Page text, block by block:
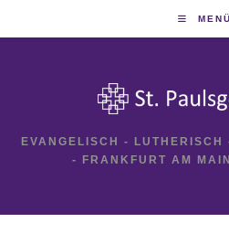
MENÜ
EVANGELISCH -
- FRANKFURT AM